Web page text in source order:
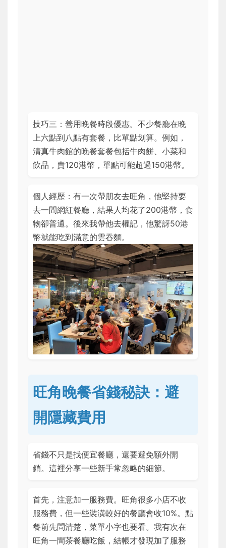
技巧三：善用晚餐時段優惠。不少餐廳在晚
上六點到八點有套餐，比單點划算。例如，
清真牛肉館的晚餐套餐包括牛肉餅、小菜和
飲品，賣120港幣，單點可能超過150港幣。
個人經歷：有一次帶朋友去旺角，他堅持要
去一間網紅餐廳，結果人均花了200港幣，食
物卻普通。後來我帶他去權記，他驚訝50港
幣就能吃到滿意的雲吞麵。
旺角晚餐省錢秘訣：避
開隱藏費用
省錢不只是找便宜餐廳，還要避免額外開
銷。這裡分享一些新手常忽略的細節。
首先，注意加一服務費。旺角很多小店不收
服務費，但一些裝潢較好的餐廳會收10%。點
餐前先問清楚，菜單小字也要看。我有次在
旺角一間茶餐廳吃飯，結帳才發現加了服務